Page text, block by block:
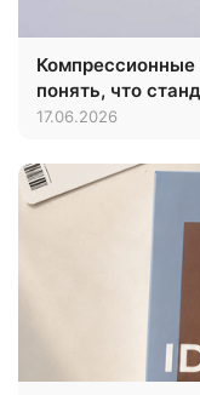
Компрессионные
понять, что
17.06.2026